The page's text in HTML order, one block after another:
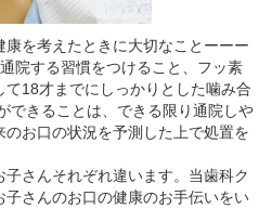
康を考えたときに大切なことーーー
院する習慣をつけること、フッ素
18才までにしっかりとした噛み合
できることは、できる限り通院しや
お口の状況を予測した上で処置を
さんそれぞれ違います。当歯科ク
子さんのお口の健康のお手伝いをい